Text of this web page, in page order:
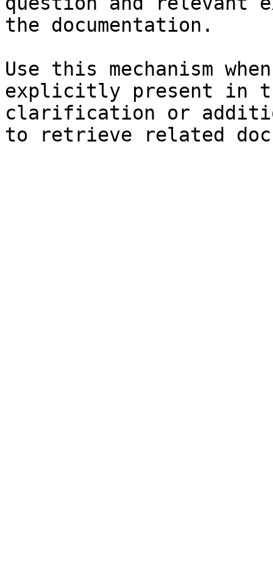
the documentation.
Use this mechanism
explicitly present in
clarification or